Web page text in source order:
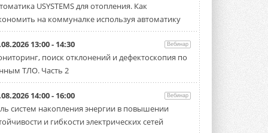
Тепловые насосы в связке с
солнечной генерацией и
накопителем снижают
потребление на 60%
Исследователи из Италии установили ...
4 АВГУСТА 2026
«РУСКЛИМАТ Fest 2026» в Уфе
собрал свыше 700 профи
климатической отрасли
Организатором выступил торгово-
USYSTEMS для отопления. Как
на коммуналке используя автоматику
13:00 - 14:30 Вебинар
поиск отклонений и дефектоскопия по
ТЛО. Часть 2
14:00 - 16:00 Вебинар
систем накопления энергии в повышении
и гибкости электрических сетей